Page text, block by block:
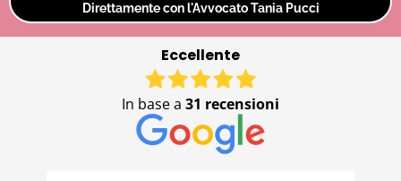
Direttamente con l'Avvocato Tania Pucci
Eccellente
In base a 31 recensioni